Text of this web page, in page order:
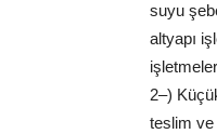
suyu
altyapı
2–)
teslim